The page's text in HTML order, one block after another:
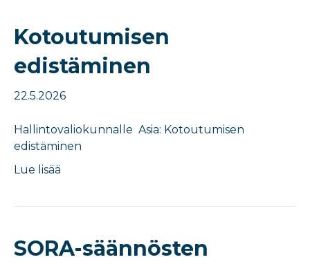
Kotoutumisen
edistäminen​
22.5.2026
​​Hallintovaliokunnalle Asia: ​Kotoutumisen
edistäminen​
Lue lisää
SORA-säännösten